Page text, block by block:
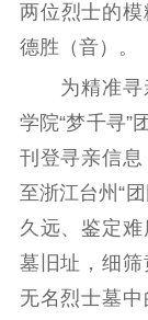
文化产业
统计分析
电影
服务
两位烈士的
德胜（音）。
为精准寻亲
学院“梦千寻”
刊登寻亲信
至浙江台州“
久远、鉴定
墓旧址，细筛
无名烈士墓中